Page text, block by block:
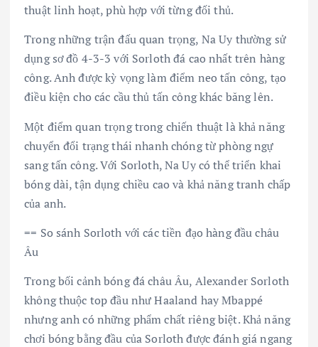
thuật linh hoạt, phù hợp với từng đối thủ.
Trong những trận đấu quan trọng, Na Uy thường sử
dụng sơ đồ 4-3-3 với Sorloth đá cao nhất trên hàng
công. Anh được kỳ vọng làm điểm neo tấn công, tạo
điều kiện cho các cầu thủ tấn công khác băng lên.
Một điểm quan trọng trong chiến thuật là khả năng
chuyển đổi trạng thái nhanh chóng từ phòng ngự
sang tấn công. Với Sorloth, Na Uy có thể triển khai
bóng dài, tận dụng chiều cao và khả năng tranh chấp
của anh.
== So sánh Sorloth với các tiền đạo hàng đầu châu
Âu
Trong bối cảnh bóng đá châu Âu, Alexander Sorloth
không thuộc top đầu như Haaland hay Mbappé
nhưng anh có những phẩm chất riêng biệt. Khả năng
chơi bóng bằng đầu của Sorloth được đánh giá ngang